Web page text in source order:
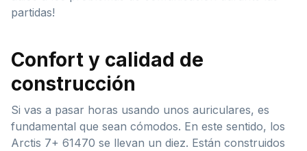
partidas!
Confort y calidad de
construcción
Si vas a pasar horas usando unos auriculares, es
fundamental que sean cómodos. En este sentido, los
Arctis 7+ 61470 se llevan un diez. Están construidos